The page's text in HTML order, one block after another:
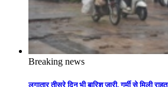
Breaking news
लगातार तीसरे दिन भी बारिश जारी, गर्मी से मिली राहत